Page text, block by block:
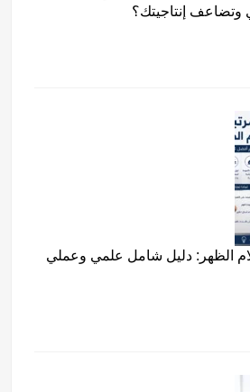
إنتاجيتك؟
الظهر: دليل شامل علمي وعملي